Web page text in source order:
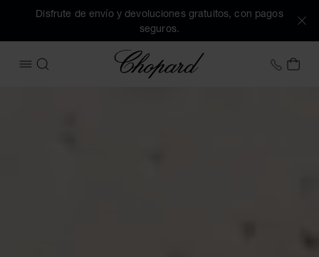
Disfrute de envío y devoluciones gratuitos, con pagos
seguros.
ABRIR MENÚ
BUSCAR Chopard +34
MI